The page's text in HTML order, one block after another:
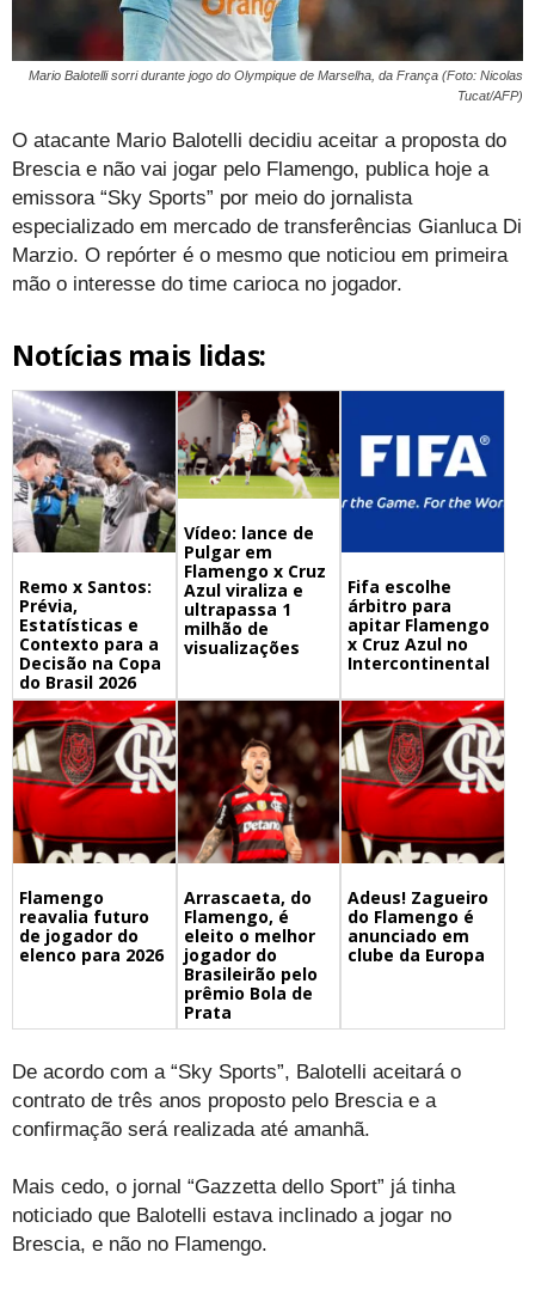
Mario Balotelli sorri durante jogo do Olympique de Marselha, da França (Foto: Nicolas
Tucat/AFP)
O atacante Mario Balotelli decidiu aceitar a proposta do
Brescia e não vai jogar pelo Flamengo, publica hoje a
emissora “Sky Sports” por meio do jornalista
especializado em mercado de transferências Gianluca Di
Marzio. O repórter é o mesmo que noticiou em primeira
mão o interesse do time carioca no jogador.
Notícias mais lidas:
Remo x Santos:
Prévia,
Estatísticas e
Contexto para a
Decisão na Copa
do Brasil 2026
Vídeo: lance de
Pulgar em
Flamengo x Cruz
Azul viraliza e
ultrapassa 1
milhão de
visualizações
Fifa escolhe
árbitro para
apitar Flamengo
x Cruz Azul no
Intercontinental
Flamengo
reavalia futuro
de jogador do
elenco para 2026
Arrascaeta, do
Flamengo, é
eleito o melhor
jogador do
Brasileirão pelo
prêmio Bola de
Prata
Adeus! Zagueiro
do Flamengo é
anunciado em
clube da Europa
De acordo com a “Sky Sports”, Balotelli aceitará o
contrato de três anos proposto pelo Brescia e a
confirmação será realizada até amanhã.
Mais cedo, o jornal “Gazzetta dello Sport” já tinha
noticiado que Balotelli estava inclinado a jogar no
Brescia, e não no Flamengo.